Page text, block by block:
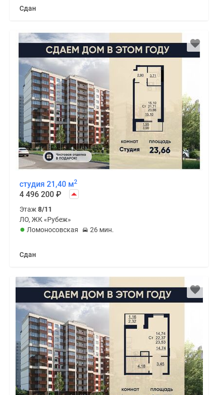
Сдан
студия 21,40 м2
4 496 200 ₽
Этаж 8/11
ЛО, ЖК «Рубеж»
Ломоносовская
26 мин.
Сдан